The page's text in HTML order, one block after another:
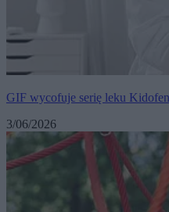
GIF wycofuje serię leku
3/06/2026